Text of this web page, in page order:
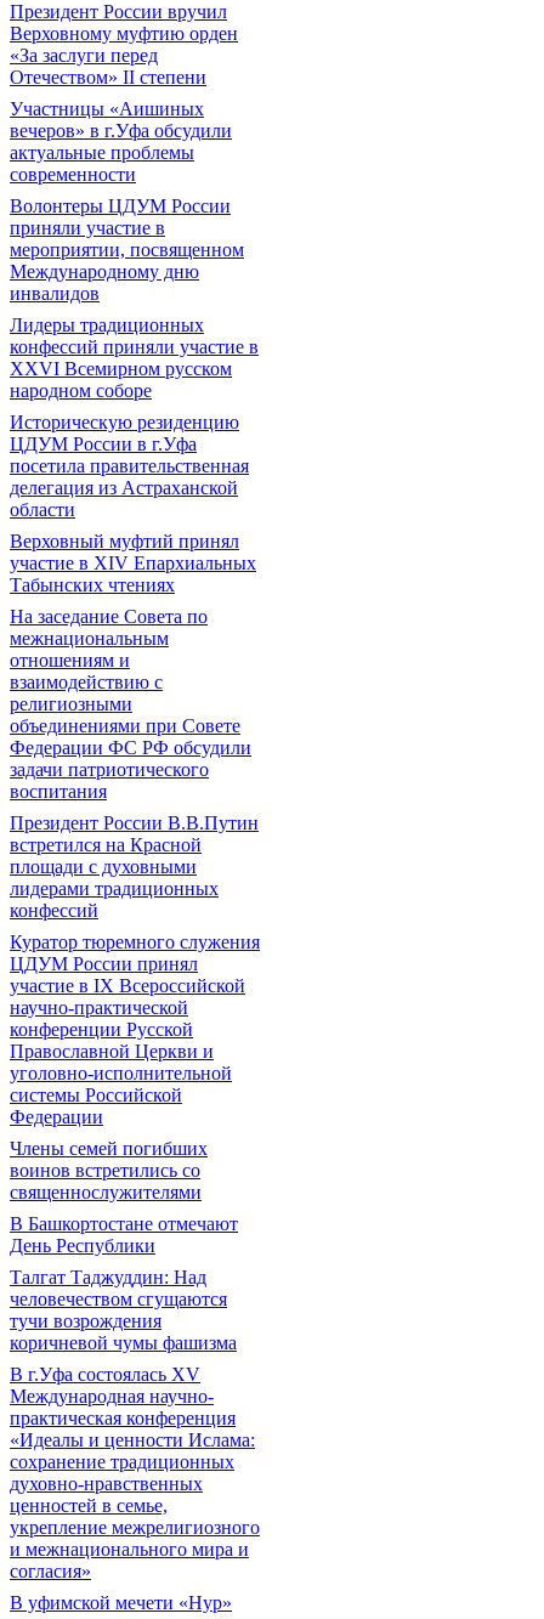
Президент России вручил
Верховному муфтию орден
«За заслуги перед
Отечеством» II степени
Участницы «Аишиных
вечеров» в г.Уфа обсудили
актуальные проблемы
современности
Волонтеры ЦДУМ России
приняли участие в
мероприятии, посвященном
Международному дню
инвалидов
Лидеры традиционных
конфессий приняли участие в
XXVI Всемирном русском
народном соборе
Историческую резиденцию
ЦДУМ России в г.Уфа
посетила правительственная
делегация из Астраханской
области
Верховный муфтий принял
участие в ХIV Епархиальных
Табынских чтениях
На заседание Совета по
межнациональным
отношениям и
взаимодействию с
религиозными
объединениями при Совете
Федерации ФС РФ обсудили
задачи патриотического
воспитания
Президент России В.В.Путин
встретился на Красной
площади с духовными
лидерами традиционных
конфессий
Куратор тюремного служения
ЦДУМ России принял
участие в IX Всероссийской
научно-практической
конференции Русской
Православной Церкви и
уголовно-исполнительной
системы Российской
Федерации
Члены семей погибших
воинов встретились со
священнослужителями
В Башкортостане отмечают
День Республики
Талгат Таджуддин: Над
человечеством сгущаются
тучи возрождения
коричневой чумы фашизма
В г.Уфа состоялась XV
Международная научно-
практическая конференция
«Идеалы и ценности Ислама:
сохранение традиционных
духовно-нравственных
ценностей в семье,
укрепление межрелигиозного
и межнационального мира и
согласия»
В уфимской мечети «Нур»